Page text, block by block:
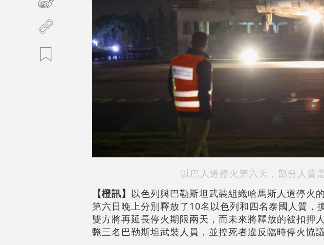
以巴人道停火第六天，部分人質
【橙訊】 以色列與巴勒斯坦武裝組織哈馬斯人道停火
第六日晚上分別釋放了10名以色列和四名泰國人質，
雙方將再延長停火期限兩天，而未來將釋放的被扣押
斃三名巴勒斯坦武裝人員，並控死者違反臨時停火協議